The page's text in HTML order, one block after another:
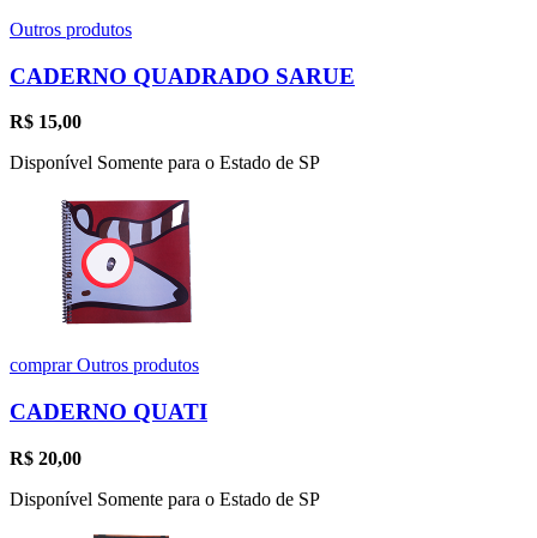
Outros produtos
CADERNO QUADRADO SARUE
R$ 15,00
Disponível Somente para o Estado de SP
comprarOutros produtos
CADERNO QUATI
R$ 20,00
Disponível Somente para o Estado de SP